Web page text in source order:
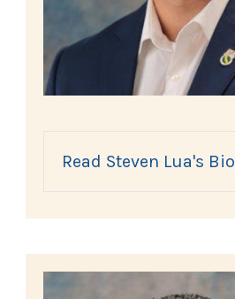
Read Steven Lua's Bio